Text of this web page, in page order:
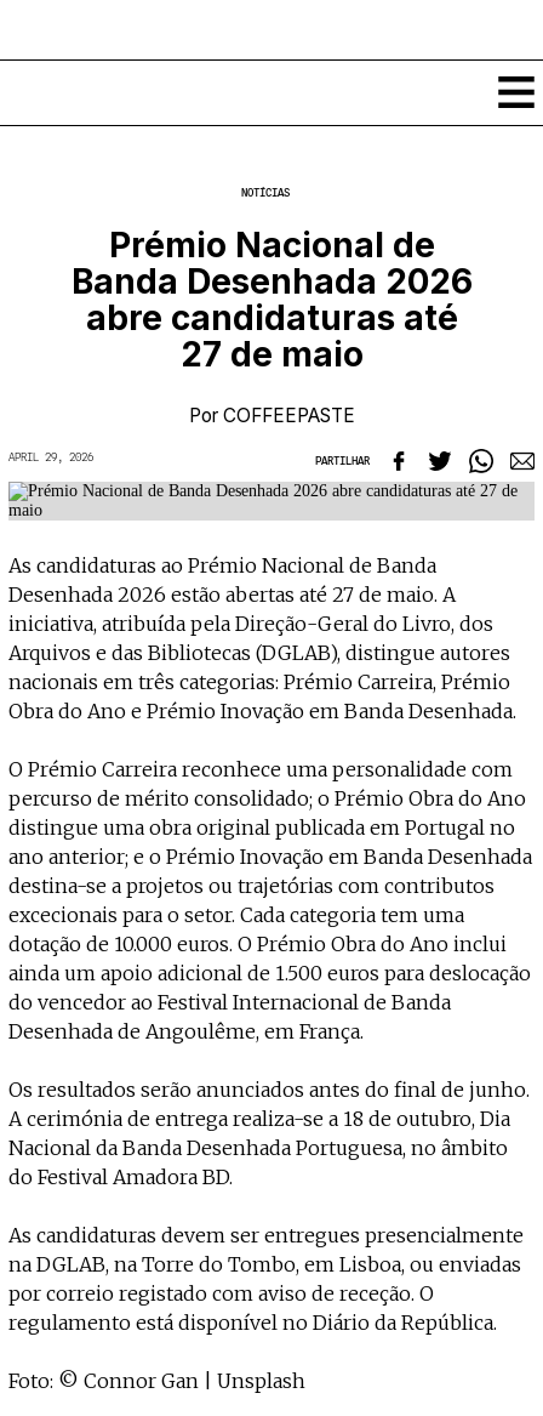
Classificados
Ver todos
Enviar
Por Localidade
Locais
Mapa
Submeter Eventos
Formadores
Recursos
Links úteis
Publicações
Sobre
Estatuto Editorial
Ficha Técnica
Política de privacidade
Contactar
Política de privacidade - App
Coffeelabs Cursos curtos
— apoia o Coffeepaste e ajuda-nos a chegar mais longe. Mantém viva a cultura
Apoiar
NOTÍCIAS
Prémio Nacional de
Banda Desenhada 2026
abre candidaturas até
27 de maio
Por COFFEEPASTE
APRIL 29, 2026 PARTILHAR
As candidaturas ao Prémio Nacional de Banda
Desenhada 2026 estão abertas até 27 de maio. A
iniciativa, atribuída pela Direção-Geral do Livro, dos
Arquivos e das Bibliotecas (DGLAB), distingue autores
nacionais em três categorias: Prémio Carreira, Prémio
Obra do Ano e Prémio Inovação em Banda Desenhada.
O Prémio Carreira reconhece uma personalidade com
percurso de mérito consolidado; o Prémio Obra do Ano
distingue uma obra original publicada em Portugal no
ano anterior; e o Prémio Inovação em Banda Desenhada
destina-se a projetos ou trajetórias com contributos
excecionais para o setor. Cada categoria tem uma
dotação de 10.000 euros. O Prémio Obra do Ano inclui
ainda um apoio adicional de 1.500 euros para deslocação
do vencedor ao Festival Internacional de Banda
Desenhada de Angoulême, em França.
Os resultados serão anunciados antes do final de junho.
A cerimónia de entrega realiza-se a 18 de outubro, Dia
Nacional da Banda Desenhada Portuguesa, no âmbito
do Festival Amadora BD.
As candidaturas devem ser entregues presencialmente
na DGLAB, na Torre do Tombo, em Lisboa, ou enviadas
por correio registado com aviso de receção. O
regulamento está disponível no Diário da República.
Foto: © Connor Gan | Unsplash